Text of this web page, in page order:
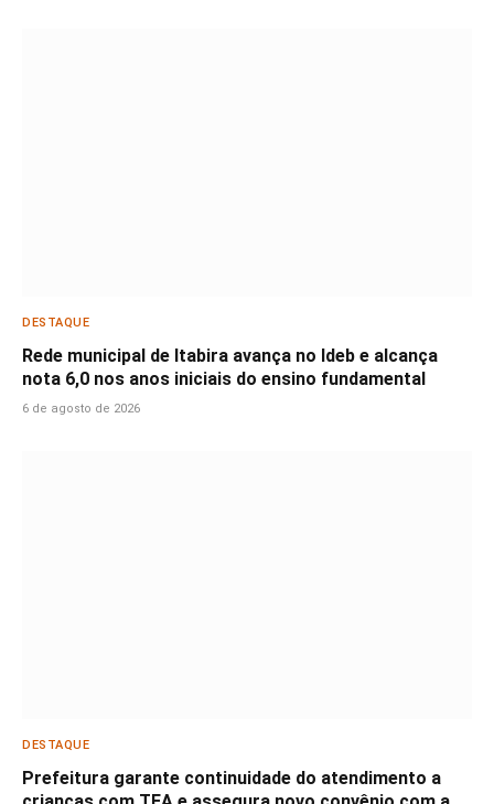
DESTAQUE
Rede municipal de Itabira avança no Ideb e alcança
nota 6,0 nos anos iniciais do ensino fundamental
6 de agosto de 2026
DESTAQUE
Prefeitura garante continuidade do atendimento a